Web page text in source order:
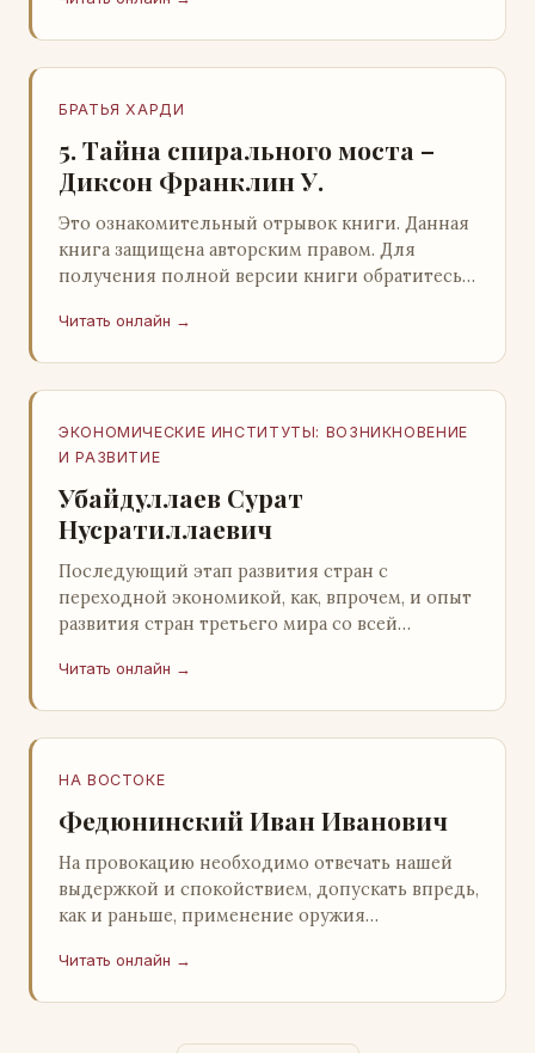
БРАТЬЯ ХАРДИ
5. Тайна спирального моста –
Диксон Франклин У.
Это ознакомительный отрывок книги. Данная
книга защищена авторским правом. Для
получения полной версии книги обратитесь к
легального ко…
Читать онлайн →
ЭКОНОМИЧЕСКИЕ ИНСТИТУТЫ: ВОЗНИКНОВЕНИЕ
И РАЗВИТИЕ
Убайдуллаев Сурат
Нусратиллаевич
Последующий этап развития стран с
переходной экономикой, как, впрочем, и опыт
развития стран третьего мира со всей
ошибочность такого предс…
Читать онлайн →
НА ВОСТОКЕ
Федюнинский Иван Иванович
На провокацию необходимо отвечать нашей
выдержкой и спокойствием, допускать впредь,
как и раньше, применение оружия
самообороны о…
Читать онлайн →